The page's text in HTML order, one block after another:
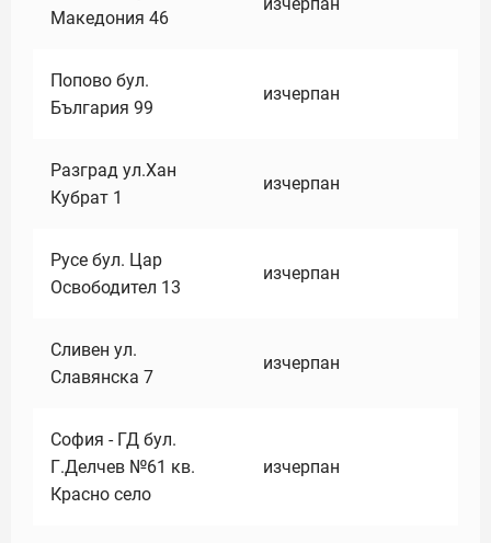
Македония 46
Попово бул.
България 99
изчерпан
Разград ул.Хан
Кубрат 1
изчерпан
Русе бул. Цар
Освободител 13
изчерпан
Сливен ул.
Славянска 7
изчерпан
София - ГД бул.
Г.Делчев №61 кв.
Красно село
изчерпан